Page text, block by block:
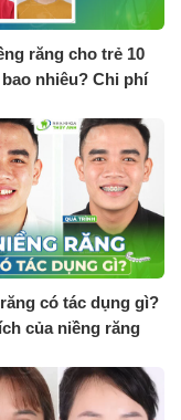
răng cho trẻ 10
nhiêu? Chi phí
có tác dụng gì?
của niềng răng